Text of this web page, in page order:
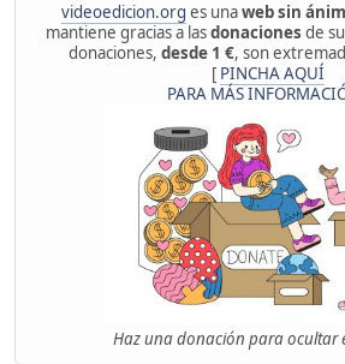
videoedicion.org es unaweb sin
mantiene gracias a lasdonaciones de
donaciones, desde 1 €, son
[ PINCHA AQUÍ
PARA MÁS
Haz una donación para ocultar